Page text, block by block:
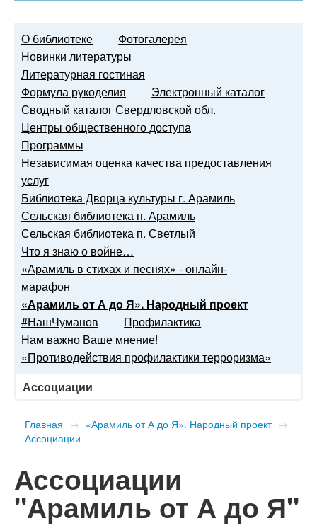
О библиотеке
Фотогалерея
Новинки литературы
Литературная гостиная
Формула рукоделия
Электронный каталог
Сводный каталог Свердловской обл.
Центры общественного доступа
Программы
Независимая оценка качества предоставления
услуг
Библиотека Дворца культуры г. Арамиль
Сельская библиотека п. Арамиль
Сельская библиотека п. Светлый
Что я знаю о войне…
«Арамиль в стихах и песнях» - онлайн-
марафон
«Арамиль от А до Я». Народный проект
#НашЧуманов
Профилактика
Нам важно Ваше мнение!
«Противодействия профилактики терроризма»
Ассоциации
Главная → «Арамиль от А до Я». Народный проект →
Ассоциации
Ассоциации
"Арамиль от А до Я"